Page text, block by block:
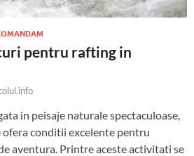
pentru rafting in
in peisaje naturale spectaculoase,
ofera conditii excelente pentru
aventura. Printre aceste activitati se